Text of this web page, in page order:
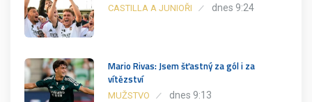
CASTILLA A JUNIOŘI dnes 9:24
Mario Rivas: Jsem šťastný za gól i za
vítězství
MUŽSTVO dnes 9:13